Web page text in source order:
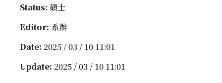
Status: 碩士
Editor: 系辦
Date: 2025 / 03 / 10 11:01
Update: 2025 / 03 / 10 11:01